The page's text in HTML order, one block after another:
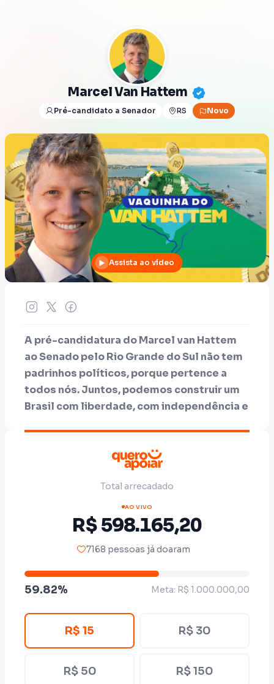
Marcel Van Hattem
Pré-candidato a Senador RS Novo
Assista ao vídeo
A pré-candidatura do Marcel van Hattem
ao Senado pelo Rio Grande do Sul não tem
padrinhos políticos, porque pertence a
todos nós. Juntos, podemos construir um
Brasil com liberdade, com independência e
Sua doação é o que garante que o trabalho
do Marcel continue livre para combater os
corruptos que se acham donos do Brasil e
Não estamos apenas pedindo um apoio,
estamos convocando você para uma
mobilização popular que já está mudando o
mudança real. Bora pra cima!
Total arrecadado
AO VIVO
R$ 598.165,20
7168 pessoas já doaram
59.82% Meta: R$ 1.000.000,00
R$ 15 R$ 30
R$ 50 R$ 150